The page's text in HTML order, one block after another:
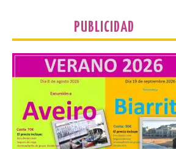
Camarzius fest: frente al
macroevento, un festival
cultural transformador
que apuesta por el legado.
6 Ago 2026
PUBLICIDAD